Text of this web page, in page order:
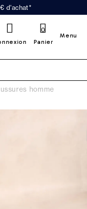
d'achat*
Panier
0
Menu
homme